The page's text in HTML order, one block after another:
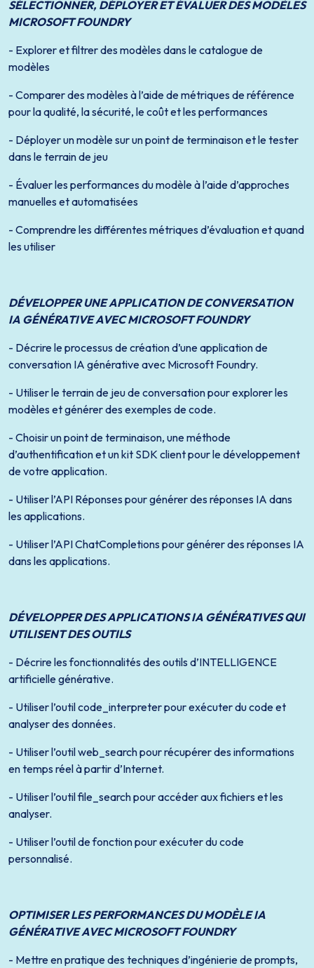
SÉLECTIONNER, DÉPLOYER ET ÉVALUER DES MODÈLES
MICROSOFT FOUNDRY
- Explorer et filtrer des modèles dans le catalogue de
modèles
- Comparer des modèles à l’aide de métriques de référence
pour la qualité, la sécurité, le coût et les performances
- Déployer un modèle sur un point de terminaison et le tester
dans le terrain de jeu
- Évaluer les performances du modèle à l’aide d’approches
manuelles et automatisées
- Comprendre les différentes métriques d’évaluation et quand
les utiliser
DÉVELOPPER UNE APPLICATION DE CONVERSATION
IA GÉNÉRATIVE AVEC MICROSOFT FOUNDRY
- Décrire le processus de création d’une application de
conversation IA générative avec Microsoft Foundry.
- Utiliser le terrain de jeu de conversation pour explorer les
modèles et générer des exemples de code.
- Choisir un point de terminaison, une méthode
d’authentification et un kit SDK client pour le développement
de votre application.
- Utiliser l’API Réponses pour générer des réponses IA dans
les applications.
- Utiliser l’API ChatCompletions pour générer des réponses IA
dans les applications.
DÉVELOPPER DES APPLICATIONS IA GÉNÉRATIVES QUI
UTILISENT DES OUTILS
- Décrire les fonctionnalités des outils d’INTELLIGENCE
artificielle générative.
- Utiliser l’outil code_interpreter pour exécuter du code et
analyser des données.
- Utiliser l’outil web_search pour récupérer des informations
en temps réel à partir d’Internet.
- Utiliser l’outil file_search pour accéder aux fichiers et les
analyser.
- Utiliser l’outil de fonction pour exécuter du code
personnalisé.
OPTIMISER LES PERFORMANCES DU MODÈLE IA
GÉNÉRATIVE AVEC MICROSOFT FOUNDRY
- Mettre en pratique des techniques d’ingénierie de prompts,